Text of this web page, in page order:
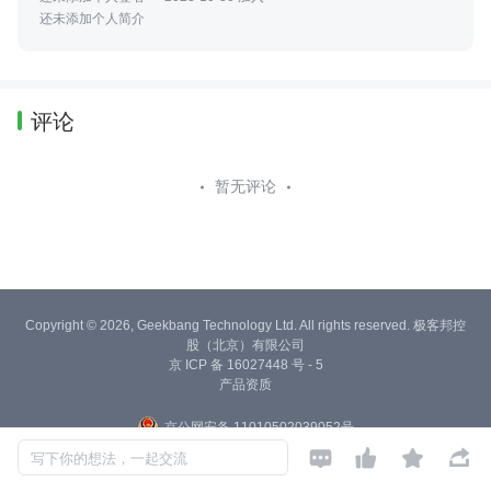
还未添加个人简介
评论
暂无评论
写下你的想法，一起交流    
Copyright © 2026, Geekbang Technology Ltd. All rights reserved. 极客邦控
股（北京）有限公司
京 ICP 备 16027448 号 - 5
产品资质
京公网安备 11010502039052号